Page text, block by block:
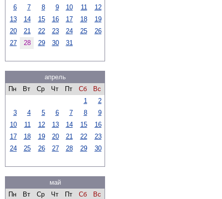
6
7 8 9 10 11
12
13
14 15 16 17 18
19
20
21 22 23 24 25
26
27
28 29 30 31
апрель
Пн
Вт Ср Чт Пт Сб
Вс
1
2
3
4 5 6 7 8
9
10
11 12 13 14 15
16
17
18 19 20 21 22
23
24
25 26 27 28 29 30
май
Пн
Вт Ср Чт Пт Сб
Вс